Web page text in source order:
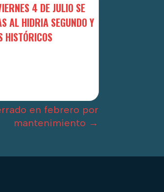
4 DE JULIO SE
AL HIDRIA SEGUNDO Y
HISTÓRICOS
en febrero por
mantenimiento →